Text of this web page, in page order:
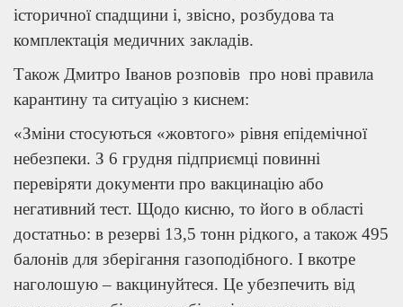
історичної спадщини і, звісно, розбудова та
комплектація медичних закладів.
Також Дмитро Іванов розповів про нові правила
карантину та ситуацію з киснем:
«Зміни стосуються «жовтого» рівня епідемічної
небезпеки. З 6 грудня підприємці повинні
перевіряти документи про вакцинацію або
негативний тест. Щодо кисню, то його в області
достатньо: в резерві 13,5 тонн рідкого, а також 495
балонів для зберігання газоподібного. І вкотре
наголошую – вакцинуйтеся. Це убезпечить від